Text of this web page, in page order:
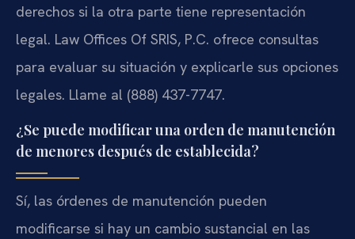
derechos si la otra parte tiene representación
legal. Law Offices Of SRIS, P.C. ofrece consultas
para evaluar su situación y explicarle sus opciones
legales. Llame al (888) 437-7747.
¿Se puede modificar una orden de manutención
de menores después de establecida?
Sí, las órdenes de manutención pueden
modificarse si hay un cambio sustancial en las